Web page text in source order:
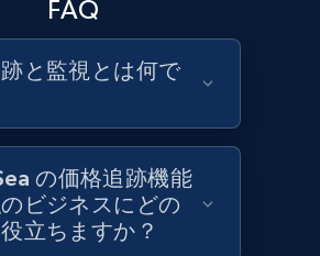
176+ 今すぐ始める
data on products using
Title, Product description,
FAQ
と監視とは何で
の価格追跡機能
ビジネスにどの
立ちますか？